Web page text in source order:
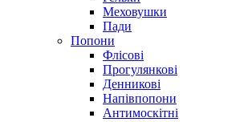
Меховушки
Пади
Попони
Флісові
Прогулянкові
Денникові
Напівпопони
Антимоскітні